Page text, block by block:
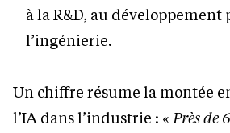
à la R&D, au développement
l’ingénierie.
Un chiffre résume la montée
l’IA dans l’industrie : «Près de